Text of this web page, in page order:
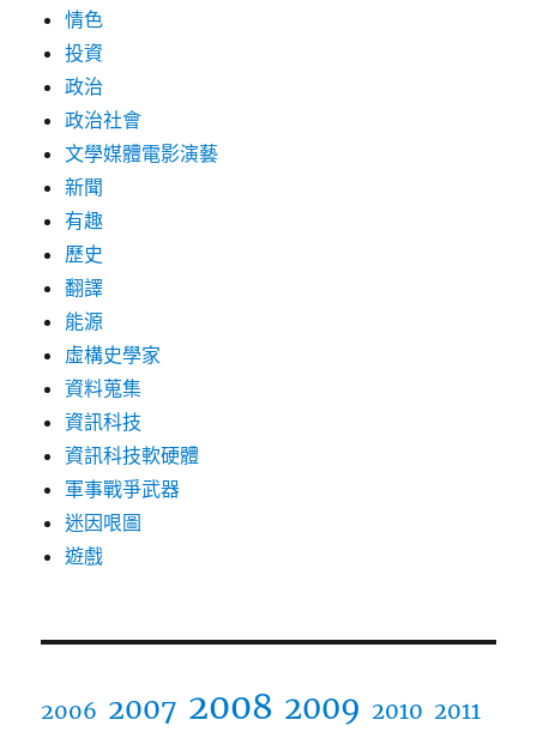
情色
投資
政治
政治社會
文學媒體電影演藝
新聞
有趣
歷史
翻譯
能源
虛構史學家
資料蒐集
資訊科技
資訊科技軟硬體
軍事戰爭武器
迷因哏圖
遊戲
2006 2007 2008 2009 2010 2011